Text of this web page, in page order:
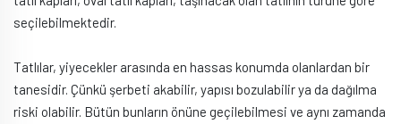
seçilebilmektedir.
Tatlılar, yiyecekler arasında en hassas konumda olanlardan bir
tanesidir. Çünkü şerbeti akabilir, yapısı bozulabilir ya da dağılma
riski olabilir. Bütün bunların önüne geçilebilmesi ve aynı zamanda